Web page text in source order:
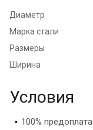
Диаметр
Марка стали
Размеры
Ширина
Условия
100% предоплата